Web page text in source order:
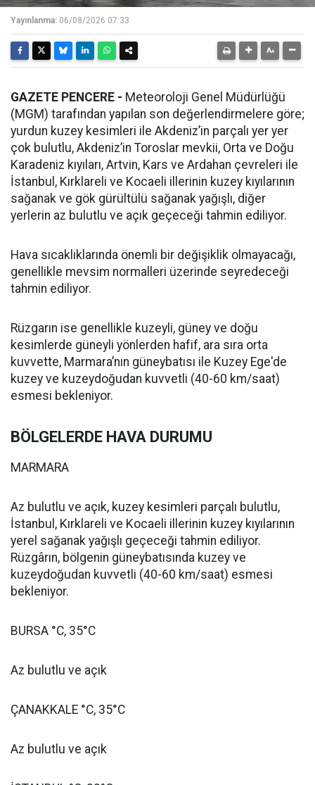
Yayınlanma: 06/08/2026 07:33
GAZETE PENCERE - Meteoroloji Genel Müdürlüğü
(MGM) tarafından yapılan son değerlendirmelere göre;
yurdun kuzey kesimleri ile Akdeniz’in parçalı yer yer
çok bulutlu, Akdeniz’in Toroslar mevkii, Orta ve Doğu
Karadeniz kıyıları, Artvin, Kars ve Ardahan çevreleri ile
İstanbul, Kırklareli ve Kocaeli illerinin kuzey kıyılarının
sağanak ve gök gürültülü sağanak yağışlı, diğer
yerlerin az bulutlu ve açık geçeceği tahmin ediliyor.
Hava sıcaklıklarında önemli bir değişiklik olmayacağı,
genellikle mevsim normalleri üzerinde seyredeceği
tahmin ediliyor.
Rüzgarın ise genellikle kuzeyli, güney ve doğu
kesimlerde güneyli yönlerden hafif, ara sıra orta
kuvvette, Marmara’nın güneybatısı ile Kuzey Ege'de
kuzey ve kuzeydoğudan kuvvetli (40-60 km/saat)
esmesi bekleniyor.
BÖLGELERDE HAVA DURUMU
MARMARA
Az bulutlu ve açık, kuzey kesimleri parçalı bulutlu,
İstanbul, Kırklareli ve Kocaeli illerinin kuzey kıyılarının
yerel sağanak yağışlı geçeceği tahmin ediliyor.
Rüzgârın, bölgenin güneybatısında kuzey ve
kuzeydoğudan kuvvetli (40-60 km/saat) esmesi
bekleniyor.
BURSA °C, 35°C
Az bulutlu ve açık
ÇANAKKALE °C, 35°C
Az bulutlu ve açık